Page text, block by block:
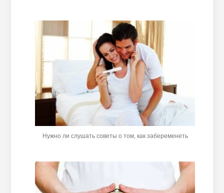
Нужно ли слушать советы о том, как забеременеть